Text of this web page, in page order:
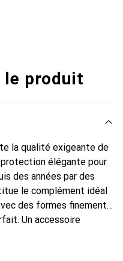
le produit
la qualité exigeante de
protection élégante pour
des années par des
le complément idéal
des formes finement
Un accessoire
pour ses